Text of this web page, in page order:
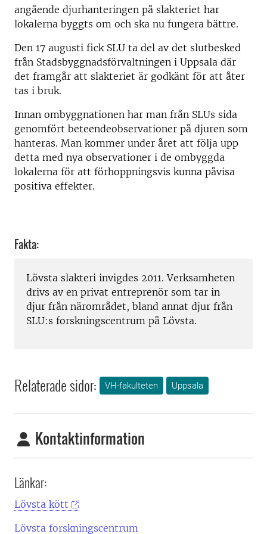
angående djurhanteringen på slakteriet har
lokalerna byggts om och ska nu fungera bättre.
Den 17 augusti fick SLU ta del av det slutbesked
från Stadsbyggnadsförvaltningen i Uppsala där
det framgår att slakteriet är godkänt för att åter
tas i bruk.
Innan ombyggnationen har man från SLUs sida
genomfört beteendeobservationer på djuren som
hanteras. Man kommer under året att följa upp
detta med nya observationer i de ombyggda
lokalerna för att förhoppningsvis kunna påvisa
positiva effekter.
Fakta:
Lövsta slakteri invigdes 2011. Verksamheten
drivs av en privat entreprenör som tar in
djur från närområdet, bland annat djur från
SLU:s forskningscentrum på Lövsta.
Relaterade sidor: VH-fakulteten Uppsala
Kontaktinformation
Länkar:
Lövsta kött
Lövsta forskningscentrum